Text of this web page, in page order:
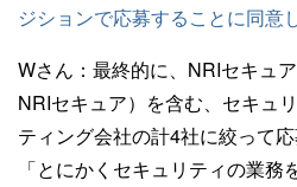
ジションで応募することに同意
Wさん： 最終的に、NRIセキュ
NRIセキュア）を含む、セキュ
ティング会社の計4社に絞って応
「とにかくセキュリティの業務